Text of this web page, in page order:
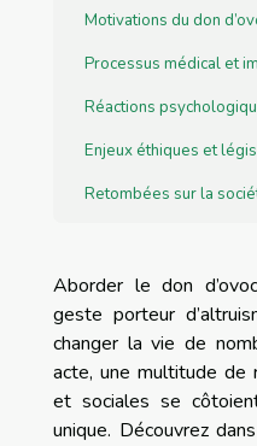
Motivations du don
Processus médical et
Réactions
Enjeux éthiques et
Retombées sur la
Aborder le don
geste porteur
changer la vie de
acte, une multitude de
et sociales se
unique. Découvrez